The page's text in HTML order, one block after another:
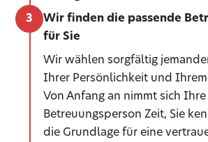
Wir finden die passende
für Sie
Wir wählen sorgfältig
Ihrer Persönlichkeit und
Von Anfang an nimmt sich Ihre
Betreuungsperson Zeit, Sie
die Grundlage für eine